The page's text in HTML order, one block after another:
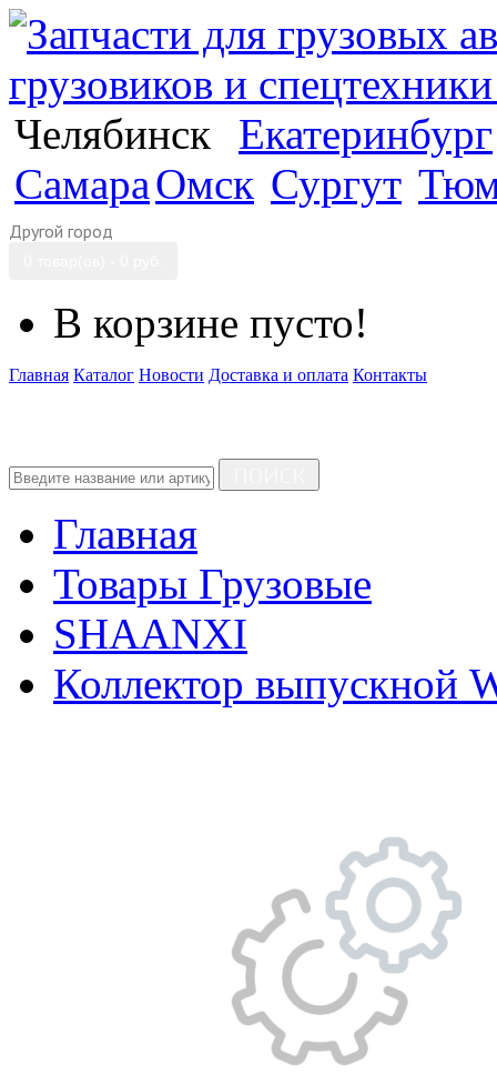
Челябинск
Екатеринбург
СамараОмск Сургут
Другой город
В корзине пусто!
Главная Каталог Новости Доставка и оплата Контакты
Главная
Товары Грузовые
SHAANXI
Коллектор выпускной